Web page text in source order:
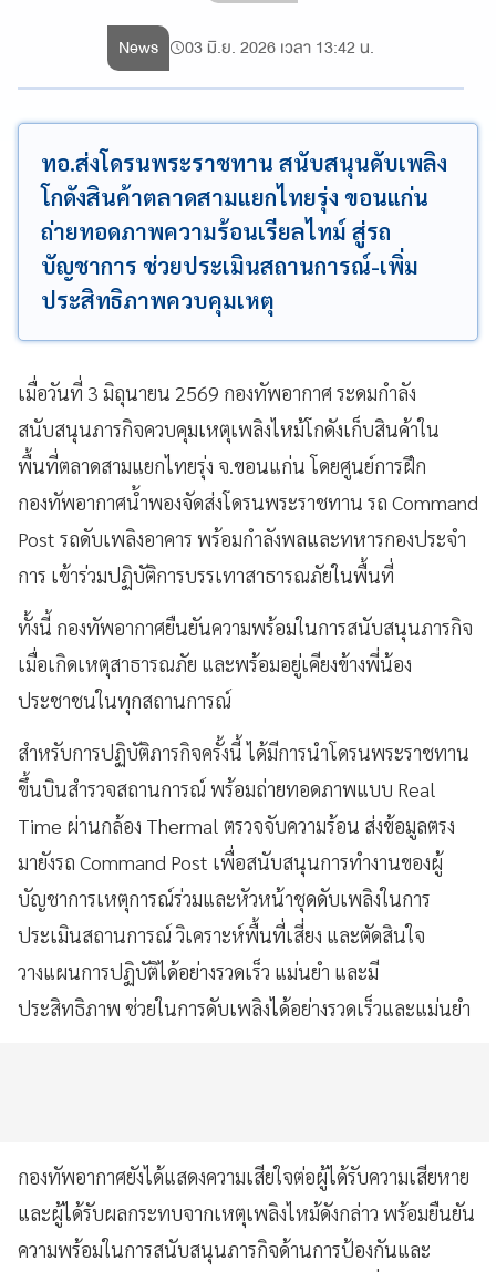
News 03 มิ.ย. 2026 เวลา 13:42 น.
ทอ.ส่งโดรนพระราชทาน สนับสนุนดับเพลิง
โกดังสินค้าตลาดสามแยกไทยรุ่ง ขอนแก่น
ถ่ายทอดภาพความร้อนเรียลไทม์ สู่รถ
บัญชาการ ช่วยประเมินสถานการณ์-เพิ่ม
ประสิทธิภาพควบคุมเหตุ
เมื่อวันที่ 3 มิถุนายน 2569 กองทัพอากาศ ระดมกำลัง
สนับสนุนภารกิจควบคุมเหตุเพลิงไหม้โกดังเก็บสินค้าใน
พื้นที่ตลาดสามแยกไทยรุ่ง จ.ขอนแก่น โดยศูนย์การฝึก
กองทัพอากาศน้ำพองจัดส่งโดรนพระราชทาน รถ Command
Post รถดับเพลิงอาคาร พร้อมกำลังพลและทหารกองประจำ
การ เข้าร่วมปฏิบัติการบรรเทาสาธารณภัยในพื้นที่
ทั้งนี้ กองทัพอากาศยืนยันความพร้อมในการสนับสนุนภารกิจ
เมื่อเกิดเหตุสาธารณภัย และพร้อมอยู่เคียงข้างพี่น้อง
ประชาชนในทุกสถานการณ์
สำหรับการปฏิบัติภารกิจครั้งนี้ ได้มีการนำโดรนพระราชทาน
ขึ้นบินสำรวจสถานการณ์ พร้อมถ่ายทอดภาพแบบ Real
Time ผ่านกล้อง Thermal ตรวจจับความร้อน ส่งข้อมูลตรง
มายังรถ Command Post เพื่อสนับสนุนการทำงานของผู้
บัญชาการเหตุการณ์ร่วมและหัวหน้าชุดดับเพลิงในการ
ประเมินสถานการณ์ วิเคราะห์พื้นที่เสี่ยง และตัดสินใจ
วางแผนการปฏิบัติได้อย่างรวดเร็ว แม่นยำ และมี
ประสิทธิภาพ ช่วยในการดับเพลิงได้อย่างรวดเร็วและแม่นยำ
กองทัพอากาศยังได้แสดงความเสียใจต่อผู้ได้รับความเสียหาย
และผู้ได้รับผลกระทบจากเหตุเพลิงไหม้ดังกล่าว พร้อมยืนยัน
ความพร้อมในการสนับสนุนภารกิจด้านการป้องกันและ